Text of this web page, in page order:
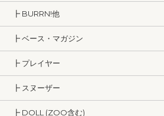
┣ BURRN!他
┣ ベース・マガジン
┣ プレイヤー
┣ スヌーザー
┣ DOLL (ZOO含む)